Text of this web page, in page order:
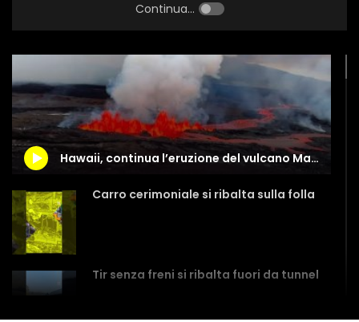
Continua...
Hawaii, continua l’eruzione del vulcano Mauna Loa
Carro cerimoniale si ribalta sulla folla
Tir senza freni si ribalta fuori da tunnel